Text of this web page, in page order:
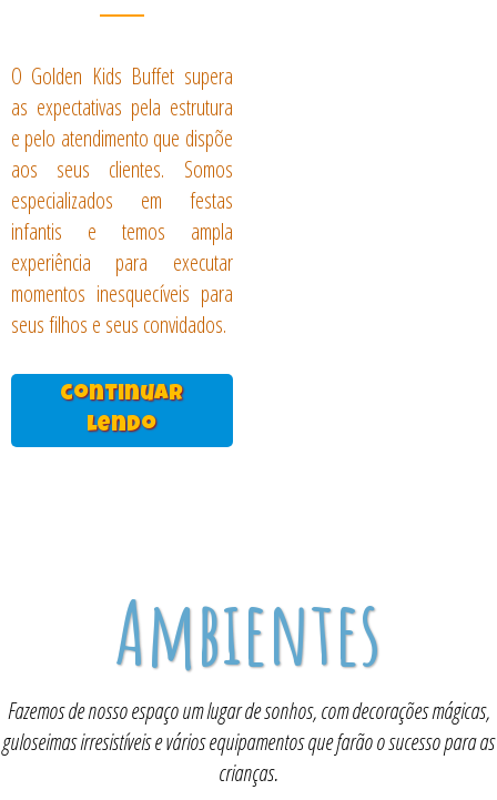
O Golden Kids Buffet supera
as expectativas pela estrutura
e pelo atendimento que dispõe
aos seus clientes. Somos
especializados em festas
infantis e temos ampla
experiência para executar
momentos inesquecíveis para
seus filhos e seus convidados.
continuar
lendo
Ambientes
Fazemos de nosso espaço um lugar de sonhos, com decorações mágicas,
guloseimas irresistíveis e vários equipamentos que farão o sucesso para as
crianças.